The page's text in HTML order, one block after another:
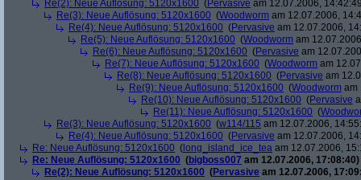
Re(2): Neue Auflösung: 5120x1600 (Pervasive am 12.07.2006,
Re(3): Neue Auflösung: 5120x1600 (Woodworm am 12.07.2006,
Re(4): Neue Auflösung: 5120x1600 (Pervasive am 12.07.2006,
Re(5): Neue Auflösung: 5120x1600 (Woodworm am
Re(6): Neue Auflösung: 5120x1600 (Pervasive am
Re(7): Neue Auflösung: 5120x1600 (Woodworm am
Re(8): Neue Auflösung: 5120x1600 (Pervasive am
Re(9): Neue Auflösung: 5120x1600 (Woodworm am
Re(10): Neue Auflösung: 5120x1600 (Pervasive
Re(11): Neue Auflösung: 5120x1600 (
Re(3): Neue Auflösung: 5120x1600 (w114/115 am 12.07.2006,
Re(4): Neue Auflösung: 5120x1600 (Pervasive am 12.07.2006,
Re: Neue Auflösung: 5120x1600 ( long_island_ice_tea am 12.07.2006,
Re: Neue Auflösung: 5120x1600 (bigboss007 am 12.07.2006, 17:08:40)
Re(2): Neue Auflösung: 5120x1600 (Pervasive am 12.07.2006,